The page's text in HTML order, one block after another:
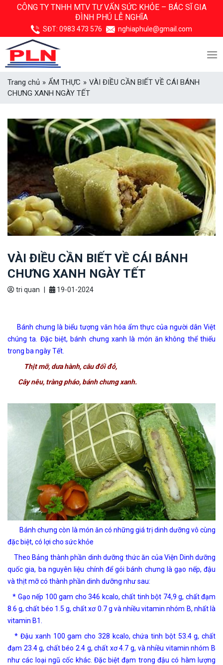
CÔNG TY TNHH MTV TƯ VẤN SỨC KHỎE – BÁC SĨ GIA
ĐÌNH PHÚ LỄ NGHĨA
SĐT: 0983 473 576 nghiaphule@gmail.com
Trang chủ » ẨM THỰC » VÀI ĐIỀU CẦN BIẾT VỀ CÁI BÁNH
CHƯNG XANH NGÀY TẾT
VÀI ĐIỀU CẦN BIẾT VỀ CÁI BÁNH
CHƯNG XANH NGÀY TẾT
tri quan 19-01-2024
Bánh chưng là biểu tượng văn hóa ẩm thực của người dân Việt
chúng ta. Đặc biệt, bánh chưng xanh là món ăn không thể thiếu
trong ba ngày Tết.
Thịt mỡ, dưa hành, câu đối đỏ,
Cây nêu, tràng pháo, bánh chưng xanh.
Bánh chưng còn là món ăn có những giá trị dinh dưỡng vô cùng
đặc biệt, có lợi cho sức khỏe
Theo Bảng thành phần dinh dưỡng thức ăn của Viện Dinh dưỡng
quốc gia, ba nguyên liệu chính để gói bánh chưng là gạo nếp, đậu
và thịt mỡ có thành phần dinh dưỡng như sau:
* Gạo nếp 100 gam cho 346 kcalo, chất tinh bột 74,9 g, chất đạm
8.6 g, chất béo 1.5 g, chất xơ 0.7 g và nhiều vitamin nhóm B, nhất là
vitamin B1.
* Đậu xanh 100 gam cho 328 kcalo, chứa tinh bột 53.4 g, chất
đạm 23.4 g, chất béo 2.4 g, chất xơ 4.7 g, và nhiều vitamin nhóm B
như các loại ngũ cốc khác. Đặc biệt đạm trong đậu có hàm lượng